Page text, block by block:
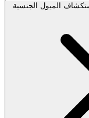
الميول الجنسية